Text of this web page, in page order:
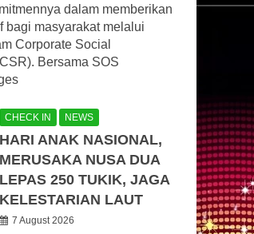
dalam memberikan
bagi masyarakat melalui
Corporate Social
Bersama SOS
CHECK IN NEWS
HARI ANAK NASIONAL,
MERUSAKA NUSA DUA
LEPAS 250 TUKIK, JAGA
KELESTARIAN LAUT
7 August 2026